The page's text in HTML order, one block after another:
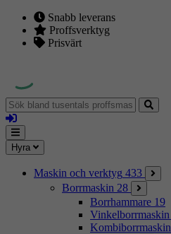
Snabb leverans
Proffsverktyg
Prisvärt
Sök
bland
tusentals
proffsmaskiner
Logga
in
Mina
sidor
Meny
Hyra
Maskin och verktyg 433
Borrmaskin 28
Borrhammare 19
Vinkelborrmaskin
Kombiborrmaskin